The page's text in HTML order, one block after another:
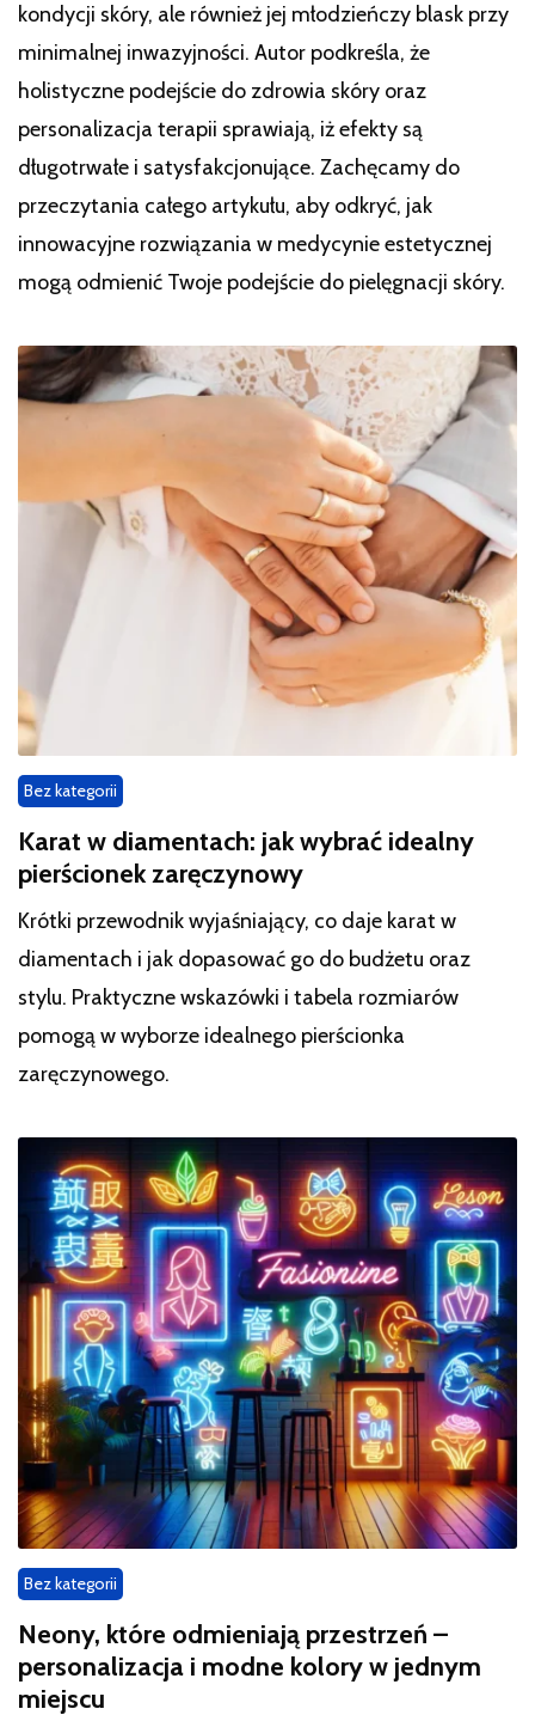
kondycji skóry, ale również jej młodzieńczy blask przy
minimalnej inwazyjności. Autor podkreśla, że
holistyczne podejście do zdrowia skóry oraz
personalizacja terapii sprawiają, iż efekty są
długotrwałe i satysfakcjonujące. Zachęcamy do
przeczytania całego artykułu, aby odkryć, jak
innowacyjne rozwiązania w medycynie estetycznej
mogą odmienić Twoje podejście do pielęgnacji skóry.
Bez kategorii
Karat w diamentach: jak wybrać idealny
pierścionek zaręczynowy
Krótki przewodnik wyjaśniający, co daje karat w
diamentach i jak dopasować go do budżetu oraz
stylu. Praktyczne wskazówki i tabela rozmiarów
pomogą w wyborze idealnego pierścionka
zaręczynowego.
Bez kategorii
Neony, które odmieniają przestrzeń –
personalizacja i modne kolory w jednym
miejscu